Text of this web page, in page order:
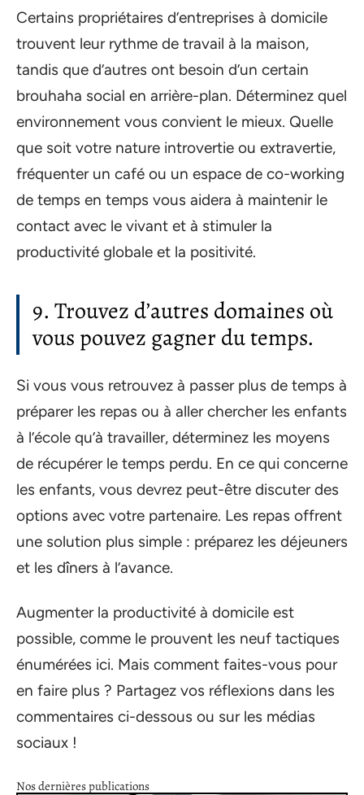
Certains propriétaires d’entreprises à domicile
trouvent leur rythme de travail à la maison,
tandis que d’autres ont besoin d’un certain
brouhaha social en arrière-plan. Déterminez quel
environnement vous convient le mieux. Quelle
que soit votre nature introvertie ou extravertie,
fréquenter un café ou un espace de co-working
de temps en temps vous aidera à maintenir le
contact avec le vivant et à stimuler la
productivité globale et la positivité.
9. Trouvez d’autres domaines où
vous pouvez gagner du temps.
Si vous vous retrouvez à passer plus de temps à
préparer les repas ou à aller chercher les enfants
à l’école qu’à travailler, déterminez les moyens
de récupérer le temps perdu. En ce qui concerne
les enfants, vous devrez peut-être discuter des
options avec votre partenaire. Les repas offrent
une solution plus simple : préparez les déjeuners
et les dîners à l’avance.
Augmenter la productivité à domicile est
possible, comme le prouvent les neuf tactiques
énumérées ici. Mais comment faites-vous pour
en faire plus ? Partagez vos réflexions dans les
commentaires ci-dessous ou sur les médias
sociaux !
Nos dernières publications